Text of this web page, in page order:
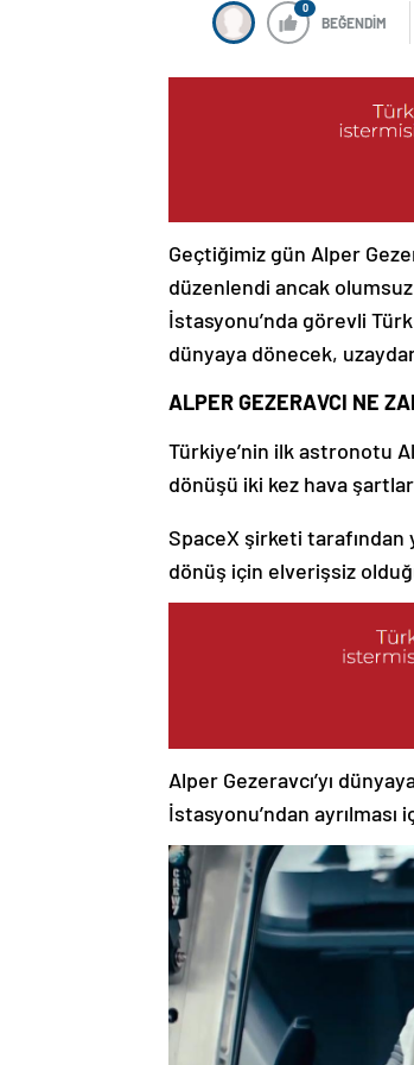
0
BEĞENDİM
Geçtiğimiz gün Alper
düzenlendi ancak
İstasyonu’nda görevli
dünyaya dönecek,
ALPER GEZERAVCI NE
Türkiye’nin ilk astronotu
dönüşü iki kez hava
SpaceX şirketi tarafından
dönüş için elverişsiz
Alper Gezeravcı’yı
İstasyonu’ndan